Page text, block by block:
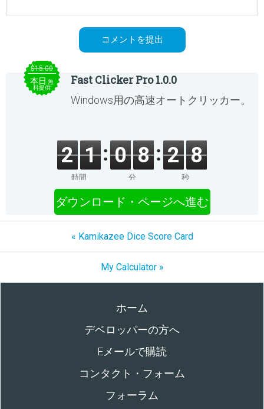
$15.00
本日 無
料提供
Fast Clicker Pro 1.0.0
Windows用の高速オートクリッカー。
2 1
時間
0 8
分
2 8
秒
ダウンロード・ページへ進む
« Kamikazee Dice Score Card
My Calculator »
ホーム
デベロッパーの方へ
Eメールで購読
コンタクト・フォーム
フォーラム